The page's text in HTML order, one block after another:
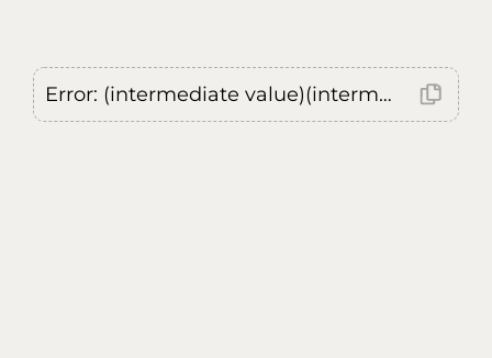
Error: (intermediate value)(intermediate value)(intermediate value).replaceAll is not a function